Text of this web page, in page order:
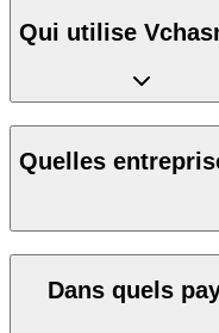
Qui utilise
Quelles
Dans quels